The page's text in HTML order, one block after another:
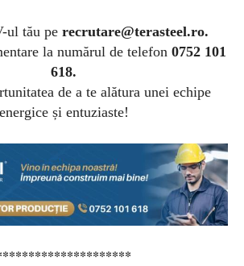
ul tău pe recrutare@terasteel.ro.
la numărul de telefon 0752 101
618.
de a te alătura unei echipe
energice și entuziaste!